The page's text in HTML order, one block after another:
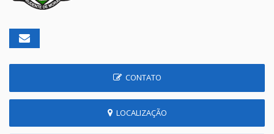
CONTATO
LOCALIZAÇÃO